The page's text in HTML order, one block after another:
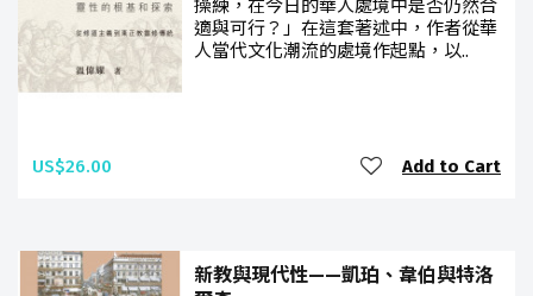
操練，在今日的華人處境中是否仍然合
適與可行？」在這套著述中，作者從華
人當代文化潮流的處境作起點，以..
US$26.00 Add to Cart
新教與現代性——凱珀、韋伯與特洛